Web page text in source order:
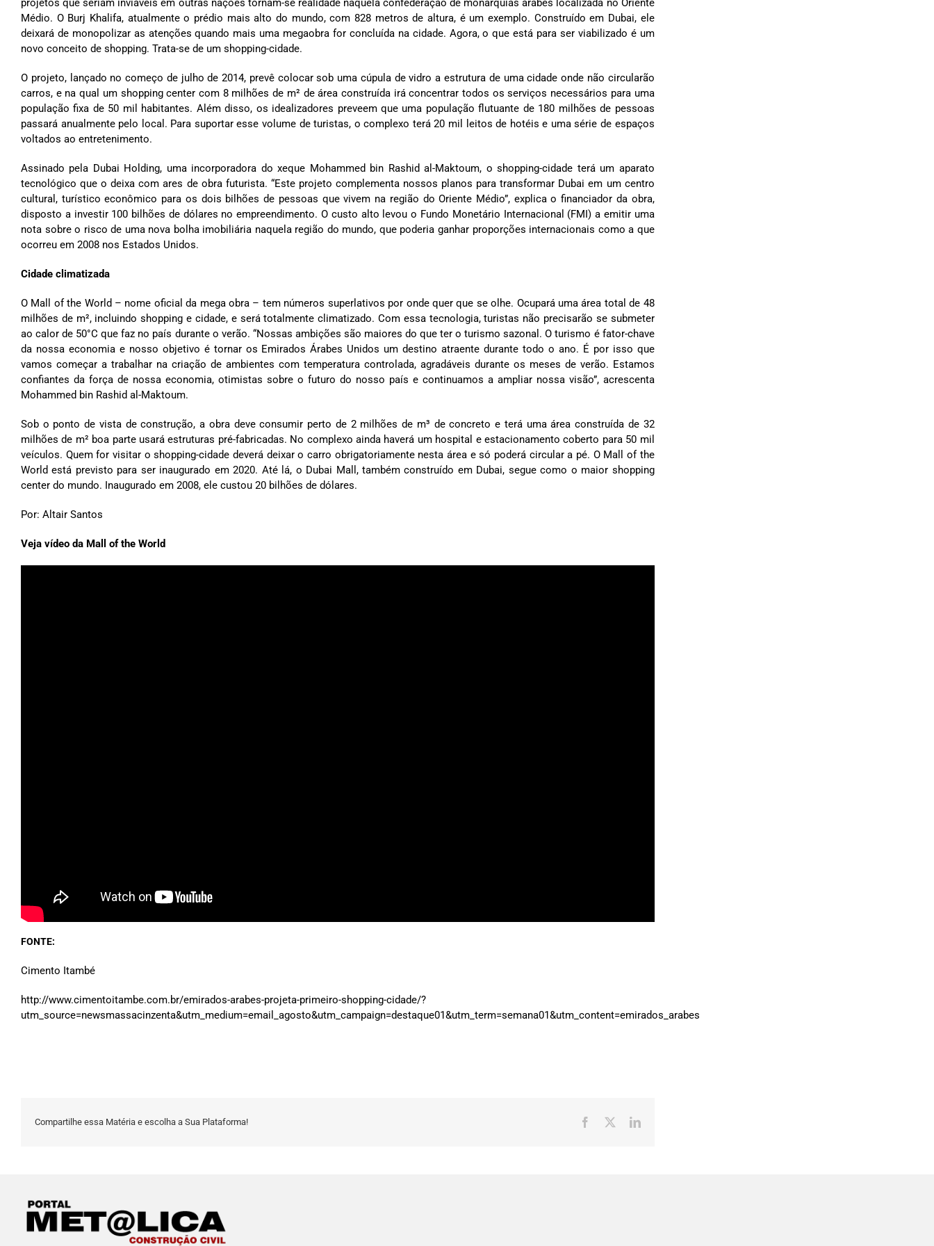
projetos que seriam inviáveis em outras nações tornam-se realidade naquela confederação de monarquias árabes localizada no Oriente
Médio. O Burj Khalifa, atualmente o prédio mais alto do mundo, com 828 metros de altura, é um exemplo. Construído em Dubai, ele
deixará de monopolizar as atenções quando mais uma megaobra for concluída na cidade. Agora, o que está para ser viabilizado é um
novo conceito de shopping. Trata-se de um shopping-cidade.
O projeto, lançado no começo de julho de 2014, prevê colocar sob uma cúpula de vidro a estrutura de uma cidade onde não circularão
carros, e na qual um shopping center com 8 milhões de m² de área construída irá concentrar todos os serviços necessários para uma
população fixa de 50 mil habitantes. Além disso, os idealizadores preveem que uma população flutuante de 180 milhões de pessoas
passará anualmente pelo local. Para suportar esse volume de turistas, o complexo terá 20 mil leitos de hotéis e uma série de espaços
voltados ao entretenimento.
Assinado pela Dubai Holding, uma incorporadora do xeque Mohammed bin Rashid al-Maktoum, o shopping-cidade terá um aparato
tecnológico que o deixa com ares de obra futurista. “Este projeto complementa nossos planos para transformar Dubai em um centro
cultural, turístico econômico para os dois bilhões de pessoas que vivem na região do Oriente Médio”, explica o financiador da obra,
disposto a investir 100 bilhões de dólares no empreendimento. O custo alto levou o Fundo Monetário Internacional (FMI) a emitir uma
nota sobre o risco de uma nova bolha imobiliária naquela região do mundo, que poderia ganhar proporções internacionais como a que
ocorreu em 2008 nos Estados Unidos.
Cidade climatizada
O Mall of the World – nome oficial da mega obra – tem números superlativos por onde quer que se olhe. Ocupará uma área total de 48
milhões de m², incluindo shopping e cidade, e será totalmente climatizado. Com essa tecnologia, turistas não precisarão se submeter
ao calor de 50°C que faz no país durante o verão. “Nossas ambições são maiores do que ter o turismo sazonal. O turismo é fator-chave
da nossa economia e nosso objetivo é tornar os Emirados Árabes Unidos um destino atraente durante todo o ano. É por isso que
vamos começar a trabalhar na criação de ambientes com temperatura controlada, agradáveis durante os meses de verão. Estamos
confiantes da força de nossa economia, otimistas sobre o futuro do nosso país e continuamos a ampliar nossa visão”, acrescenta
Mohammed bin Rashid al-Maktoum.
Sob o ponto de vista de construção, a obra deve consumir perto de 2 milhões de m³ de concreto e terá uma área construída de 32
milhões de m² boa parte usará estruturas pré-fabricadas. No complexo ainda haverá um hospital e estacionamento coberto para 50 mil
veículos. Quem for visitar o shopping-cidade deverá deixar o carro obrigatoriamente nesta área e só poderá circular a pé. O Mall of the
World está previsto para ser inaugurado em 2020. Até lá, o Dubai Mall, também construído em Dubai, segue como o maior shopping
center do mundo. Inaugurado em 2008, ele custou 20 bilhões de dólares.
Por: Altair Santos
Veja vídeo da Mall of the World
FONTE:
Cimento Itambé
http://www.cimentoitambe.com.br/emirados-arabes-projeta-primeiro-shopping-cidade/?
utm_source=newsmassacinzenta&utm_medium=email_agosto&utm_campaign=destaque01&utm_term=semana01&utm_content=emirados_arabes
Compartilhe essa Matéria e escolha a Sua Plataforma! Facebook LinkedIn